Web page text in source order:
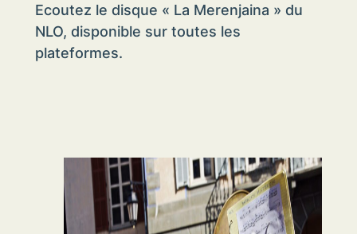
Ecoutez le disque « La Merenjaina » du
NLO, disponible sur toutes les
plateformes.